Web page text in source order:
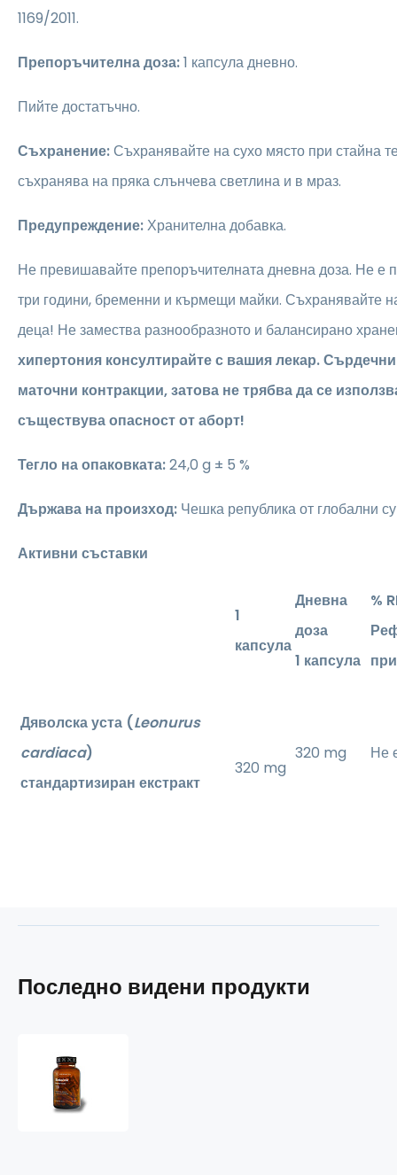
1169/2011.
Препоръчителна доза:1 капсула дневно.
Пийте достатъчно.
Съхранение:Съхранявайте на сухо място при стайна
съхранява на пряка слънчева светлина и в мраз.
Предупреждение:Хранителна добавка.
Не превишавайте препоръчителната дневна доза. Не е
три години, бременни и кърмещи майки. Съхранявайте
деца! Не замества разнообразното и балансирано
хипертония консултирайте с вашия лекар.
маточни контракции, затова не трябва да се
съществува опасност от аборт!
Тегло на опаковката:24,0 g ± 5 %
Държава на произход: Чешка република от глобални
Активни съставки
1
капсула
Дневна
доза
1 капсула
%
Дяволска уста (Leonurus
cardiaca)
стандартизиран екстракт
320 mg
320 mg Не
Последно видени продукти